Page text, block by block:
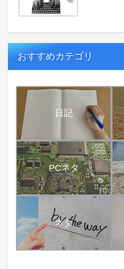
おすすめカテゴリ
日記
PCネタ
ネタ